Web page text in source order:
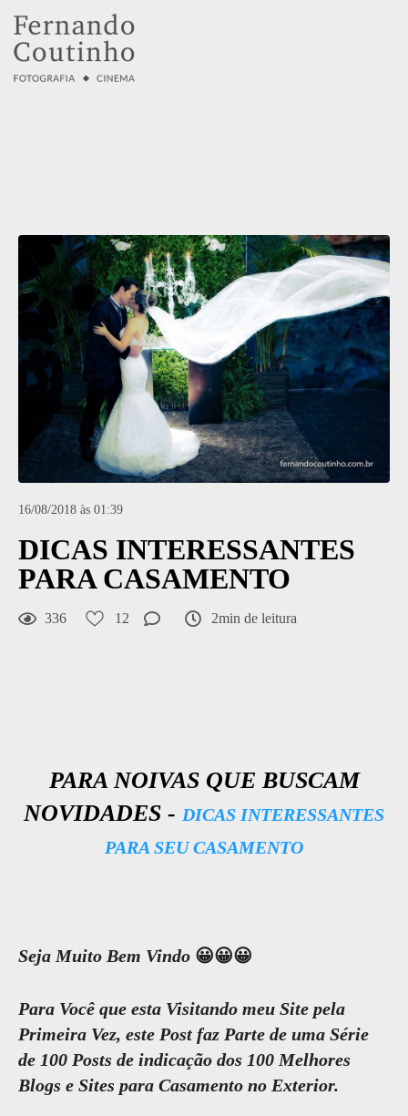
16/08/2018 às 01:39
DICAS INTERESSANTES
PARA CASAMENTO
336 12 2min de leitura
PARA NOIVAS QUE BUSCAM
NOVIDADES - DICAS INTERESSANTES
PARA SEU CASAMENTO
Seja Muito Bem Vindo 😀😀😀
Para Você que esta Visitando meu Site pela
Primeira Vez, este Post faz Parte de uma Série
de 100 Posts de indicação dos 100 Melhores
Blogs e Sites para Casamento no Exterior.